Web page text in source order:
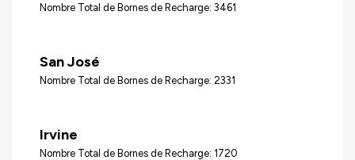
Nombre Total de Bornes de Recharge: 3461
San José
Nombre Total de Bornes de Recharge: 2331
Irvine
Nombre Total de Bornes de Recharge: 1720